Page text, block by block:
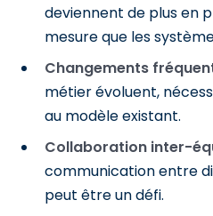
deviennent de plus en
mesure que les
Changements
métier évoluent,
au modèle existant.
Collaboration inter-
communication entre
peut être un défi.